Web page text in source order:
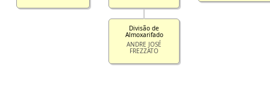
Divisão de
Almoxarifado
ANDRE JOSÉ
FREZZATO